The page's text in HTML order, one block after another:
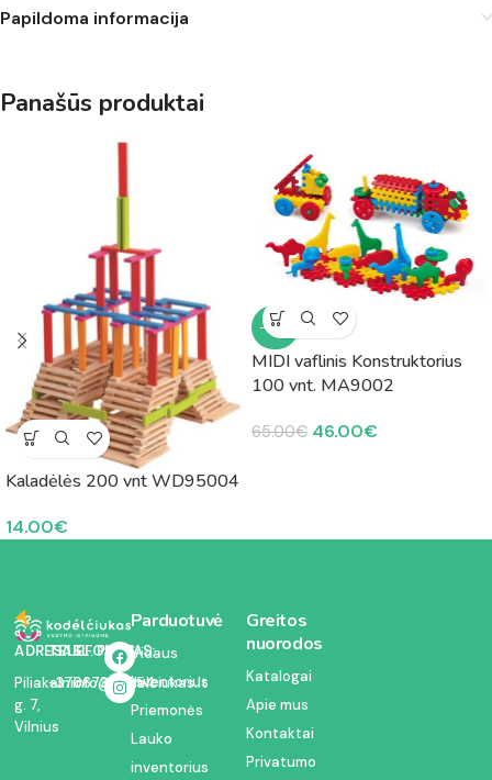
Papildoma informacija
Panašūs produktai
Kaladėlės 200 vnt WD95004
14.00€
-29%
MIDI vaflinis Konstruktorius
100 vnt. MA9002
65.00€ 46.00€
ADRESAS:
Piliakalnio
g. 7,
Vilnius
TELEFONAS:
+37067350054
EL. PAŠTAS:
info@kodelciukas.lt
Parduotuvė
Vidaus
inventorius
Priemonės
Lauko
inventorius
Greitos
nuorodos
Katalogai
Apie mus
Kontaktai
Privatumo